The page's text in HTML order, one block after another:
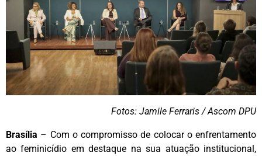
Fotos: Jamile Ferraris / Ascom DPU
Brasília – Com o compromisso de colocar o enfrentamento
ao feminicídio em destaque na sua atuação institucional,